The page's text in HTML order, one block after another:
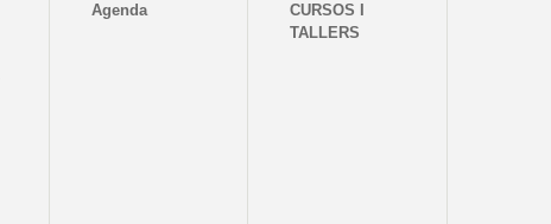
Agenda
CURSOS I
TALLERS